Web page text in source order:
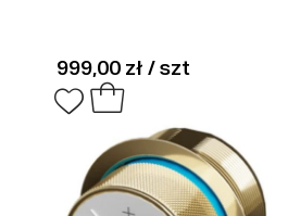
999,00 zł / szt